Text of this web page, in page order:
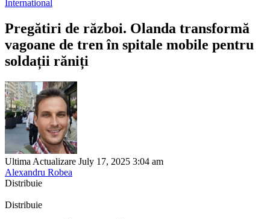
International
Pregătiri de război. Olanda transformă
vagoane de tren în spitale mobile pentru
soldații răniți
Ultima Actualizare July 17, 2025 3:04 am
Alexandru Robea
Distribuie
Distribuie